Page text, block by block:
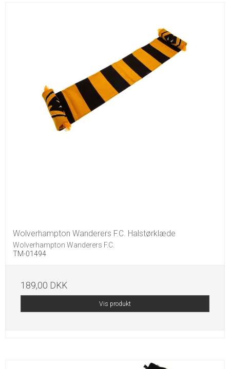
Wolverhampton Wanderers F.C. Halstørklæde
Wolverhampton Wanderers F.C.
TM-01494
189,00 DKK
Vis produkt